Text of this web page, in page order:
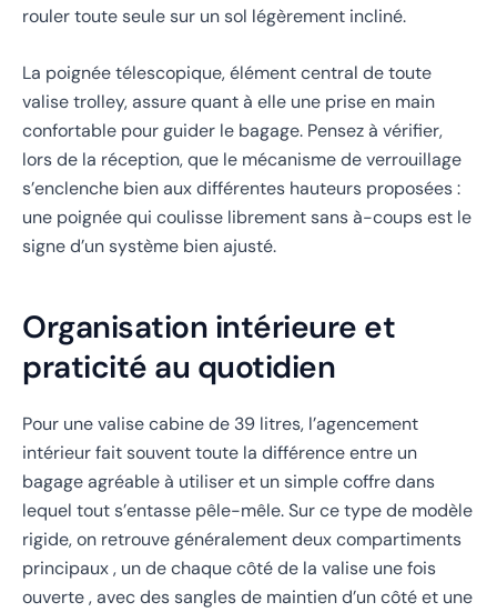
rouler toute seule sur un sol légèrement incliné.
La poignée télescopique, élément central de toute
valise trolley, assure quant à elle une prise en main
confortable pour guider le bagage. Pensez à vérifier,
lors de la réception, que le mécanisme de verrouillage
s’enclenche bien aux différentes hauteurs proposées :
une poignée qui coulisse librement sans à-coups est le
signe d’un système bien ajusté.
Organisation intérieure et
praticité au quotidien
Pour une valise cabine de 39 litres, l’agencement
intérieur fait souvent toute la différence entre un
bagage agréable à utiliser et un simple coffre dans
lequel tout s’entasse pêle-mêle. Sur ce type de modèle
rigide, on retrouve généralement deux compartiments
principaux , un de chaque côté de la valise une fois
ouverte , avec des sangles de maintien d’un côté et une